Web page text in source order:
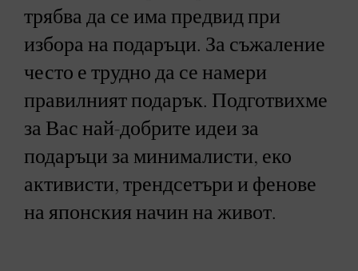
трябва да се има предвид при
избора на подаръци. За съжаление
често е трудно да се намери
правилният подарък. Подготвихме
за Вас най-добрите идеи за
подаръци за минималисти, еко
активисти, трендсетъри и фенове
на японския начин на живот.